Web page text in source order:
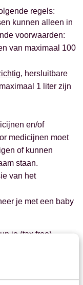
regels:
kunnen alleen in
voorwaarden:
van maximaal 100
, hersluitbare
1 liter zijn
en/of
medicijnen moet
of kunnen
staan.
van het
je met een baby
je (tax free)
na de ticket- en/of
worden
je een overstap
je op jouw